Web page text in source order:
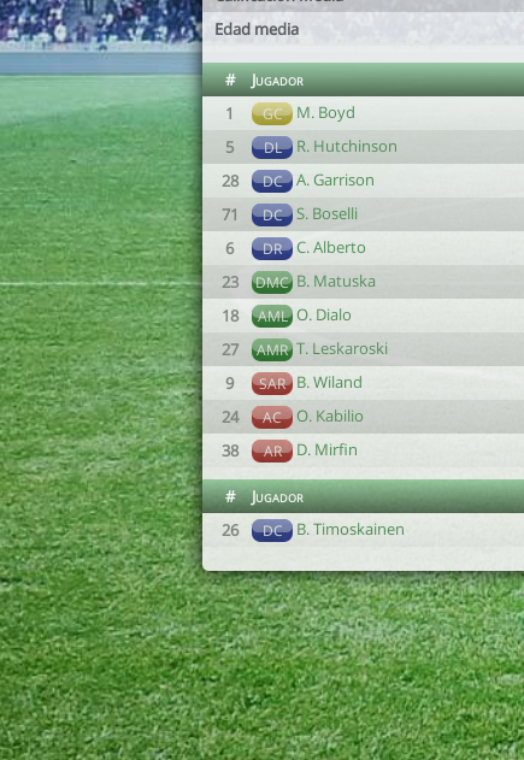
Edad media
# Jugador
1
GC M. Boyd
5
DL R. Hutchinson
28
DC A. Garrison
71
DC S. Boselli
6
DR C. Alberto
23
DMC B. Matuska
18
AML O. Dialo
27
AMR T. Leskaroski
9
SAR B. Wiland
24
AC O. Kabilio
38
AR D. Mirfin
# Jugador
26
DC B. Timoskainen